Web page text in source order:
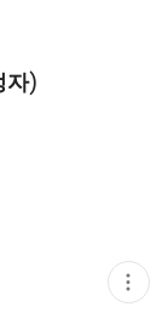
자)
현
재